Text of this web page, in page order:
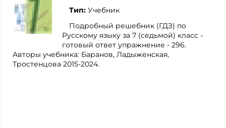
Тип: Учебник
Подробный решебник (ГДЗ) по
Русскому языку за 7 (седьмой) класс -
готовый ответ упражнение - 296.
Авторы учебника: Баранов, Ладыженская,
Тростенцова 2015-2024.